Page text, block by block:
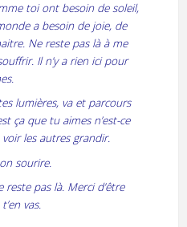
toi ont besoin de soleil,
a besoin de joie, de
Ne reste pas là à me
Il n’y a rien ici pour
lumières, va et parcours
ça que tu aimes n’est-ce
les autres grandir.
sourire.
pas là. Merci d’être
vas.